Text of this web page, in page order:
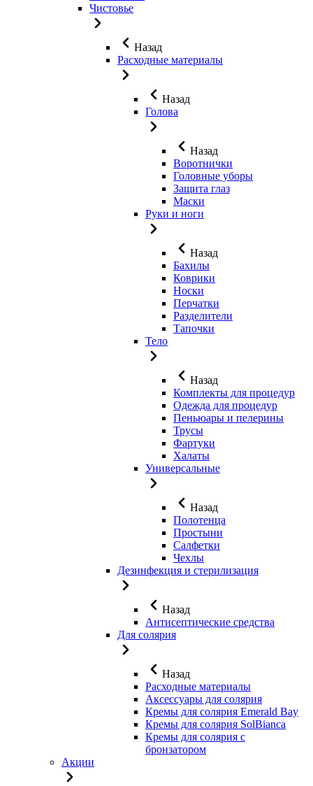
Чистовье
Назад
Расходные материалы
Назад
Голова
Назад
Воротнички
Головные уборы
Защита глаз
Маски
Руки и ноги
Назад
Бахилы
Коврики
Носки
Перчатки
Разделители
Тапочки
Тело
Назад
Комплекты для процедур
Одежда для процедур
Пеньюары и пелерины
Трусы
Фартуки
Халаты
Универсальные
Назад
Полотенца
Простыни
Салфетки
Чехлы
Дезинфекция и стерилизация
Назад
Антисептические средства
Для солярия
Назад
Расходные материалы
Аксессуары для солярия
Кремы для солярия Emerald Bay
Кремы для солярия SolBianca
Кремы для солярия с
бронзатором
Акции